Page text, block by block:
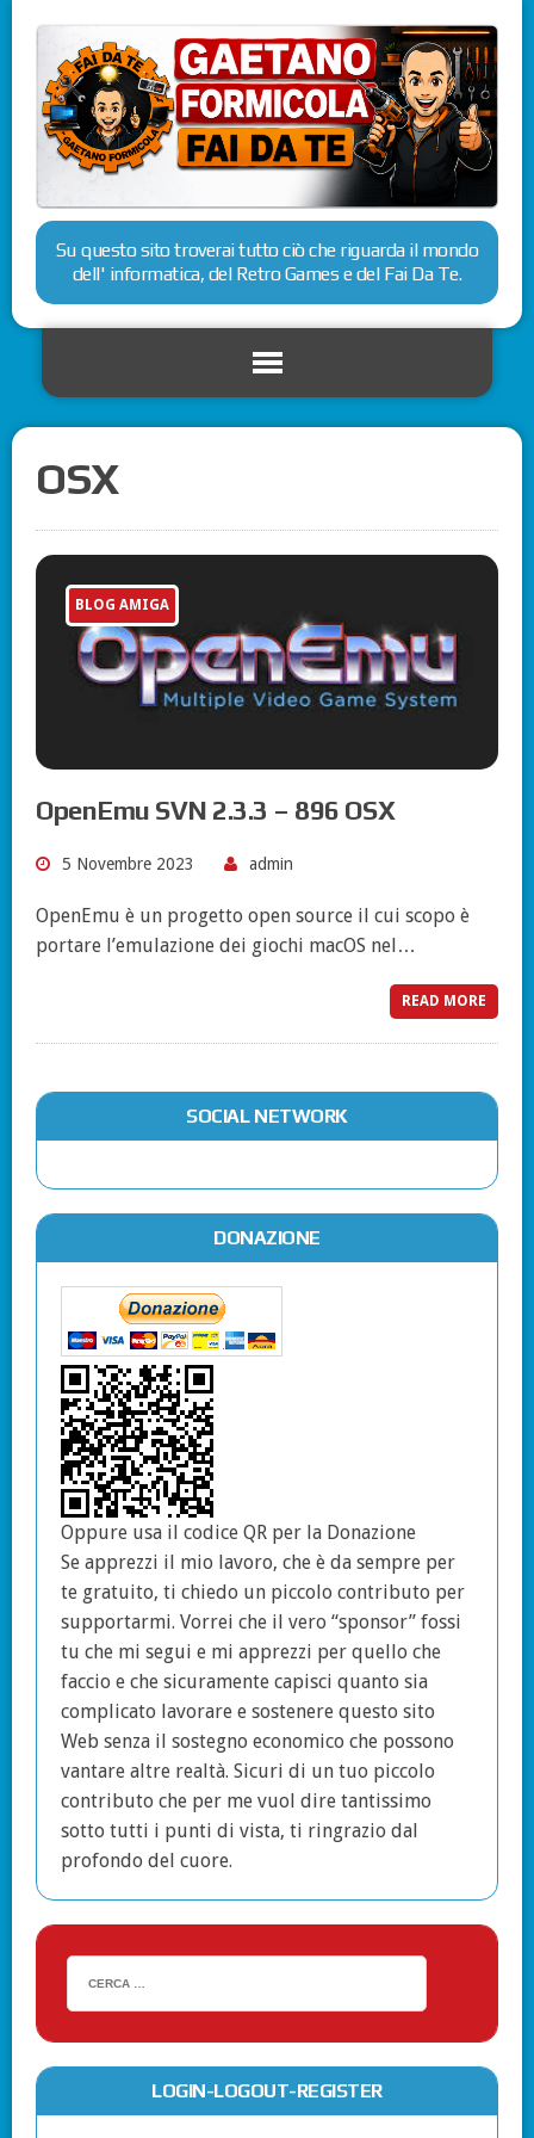
Su questo sito troverai tutto ciò che riguarda il mondo
dell' informatica, del Retro Games e del Fai Da Te.
OSX
BLOG AMIGA
OpenEmu SVN 2.3.3 – 896 OSX
5 Novembre 2023 admin
OpenEmu è un progetto open source il cui scopo è
portare l’emulazione dei giochi macOS nel…
READ MORE
SOCIAL NETWORK
DONAZIONE
Oppure usa il codice QR per la Donazione
Se apprezzi il mio lavoro, che è da sempre per
te gratuito, ti chiedo un piccolo contributo per
supportarmi. Vorrei che il vero “sponsor” fossi
tu che mi segui e mi apprezzi per quello che
faccio e che sicuramente capisci quanto sia
complicato lavorare e sostenere questo sito
Web senza il sostegno economico che possono
vantare altre realtà. Sicuri di un tuo piccolo
contributo che per me vuol dire tantissimo
sotto tutti i punti di vista, ti ringrazio dal
profondo del cuore.
LOGIN-LOGOUT-REGISTER